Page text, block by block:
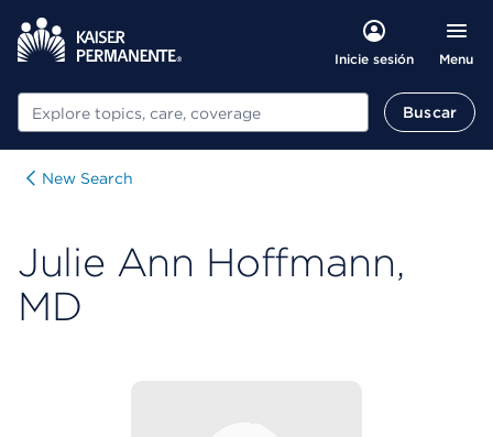
Inicie sesión Menu
Buscar Buscar
New Search
Julie Ann Hoffmann,
MD